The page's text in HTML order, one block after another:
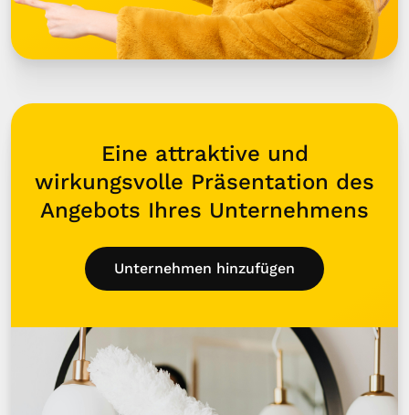
Eine attraktive und
wirkungsvolle Präsentation des
Angebots Ihres Unternehmens
Unternehmen hinzufügen